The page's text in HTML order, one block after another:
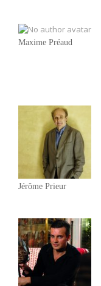
Maxime Préaud
Jérôme Prieur